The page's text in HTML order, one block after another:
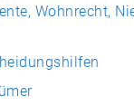
Wohnrecht,